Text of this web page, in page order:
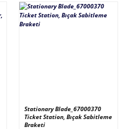
Stationary Blade_67000370
Ticket Station, Bıçak Sabitleme
Braketi